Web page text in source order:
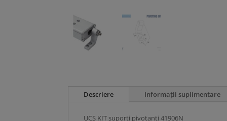
Descriere Informații suplimentare
UCS KIT suporti pivotanti 41906N